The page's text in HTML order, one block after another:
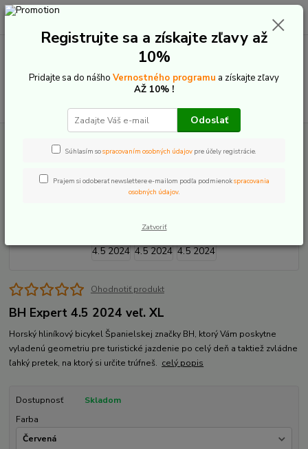
+421 907 20 22 33
0,00 €
BH Expert 4.5 2024
Ohodnotiť produkt
BH Expert 4.5 2024 veľ. XL
Horský hliníkový bicykel Španielskej značky BH, ktorý Vám poskytne
vyladenú geometriu pre turistické jazdenie po celý deň a taktiež zvládne
ľahký pretek, na ktorý si určite trúfneš. celý popis
Dostupnosť
Skladom
Farba
Registrujte sa a získajte zľavy až
10%
Pridajte sa do nášho Vernostného programu a získajte zľavy
AŽ 10% !
Odoslať
Súhlasím sospracovaním osobných údajov pre účely registrácie.
Prajem si odoberať newslettere e-mailom podľa podmienokspracovania
osobných údajov.
Zatvoriť